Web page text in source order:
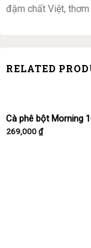
đậm chất Việt,
RELATED
Cà phê bột Morning
269,000₫